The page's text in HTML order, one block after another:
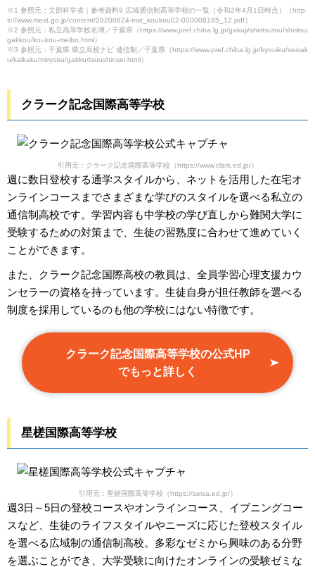
※1 参照元：文部科学省｜参考資料9 広域通信制高等学校の一覧（令和2年4月1日時点）（http
s://www.mext.go.jp/content/20200624-mxt_koukou02-000008185_12.pdf）
※2 参照元：私立高等学校名簿／千葉県（https://www.pref.chiba.lg.jp/gakuji/shiritsutou/shiritsu
gakkou/koukou-meibo.html）
※3 参照元：千葉県 県立高校ナビ 通信制／千葉県（https://www.pref.chiba.lg.jp/kyouiku/seisak
u/kaikaku/miryoku/gakku/tsuushinsei.html）
クラーク記念国際高等学校
引用元：クラーク記念国際高等学校（https://www.clark.ed.jp/）
週に数日登校する通学スタイルから、ネットを活用した在宅オ
ンラインコースまでさまざまな学びのスタイルを選べる私立の
通信制高校です。学習内容も中学校の学び直しから難関大学に
受験するための対策まで、生徒の習熟度に合わせて進めていく
ことができます。
また、クラーク記念国際高校の教員は、全員学習心理支援カウ
ンセラーの資格を持っています。生徒自身が担任教師を選べる
制度を採用しているのも他の学校にはない特徴です。
クラーク記念国際高等学校の公式HP
でもっと詳しく
星槎国際高等学校
引用元：星槎国際高等学校（https://seisa.ed.jp/）
週3日～5日の登校コースやオンラインコース、イブニングコー
スなど、生徒のライフスタイルやニーズに応じた登校スタイル
を選べる広域制の通信制高校。多彩なゼミから興味のある分野
を選ぶことができ、大学受験に向けたオンラインの受験ゼミな